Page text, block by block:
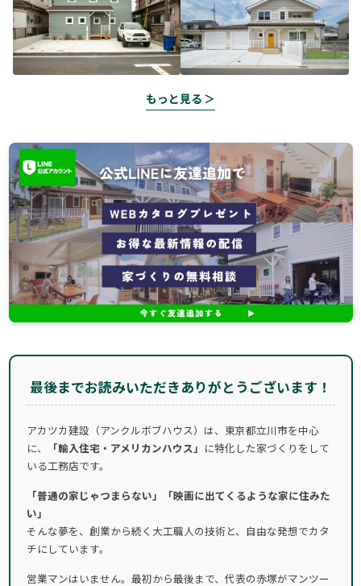
もっと見る ＞
最後までお読みいただきありがとうございます！
アカツカ建設（アンクルボブハウス）は、東京都立川市を中心
に、
「輸入住宅・アメリカンハウス」 に特化した家づくりをして
いる工務店です。
「普通の家じゃつまらない」「映画に出てくるような家に住みた
い」
そんな夢を、創業から続く大工職人の技術と、自由な発想でカタ
チにしています。
営業マンはいません。最初から最後まで、代表の赤塚がマンツー